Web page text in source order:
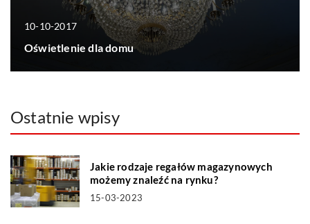
10-10-2017
Oświetlenie dla domu
Ostatnie wpisy
Jakie rodzaje regałów magazynowych
możemy znaleźć na rynku?
15-03-2023